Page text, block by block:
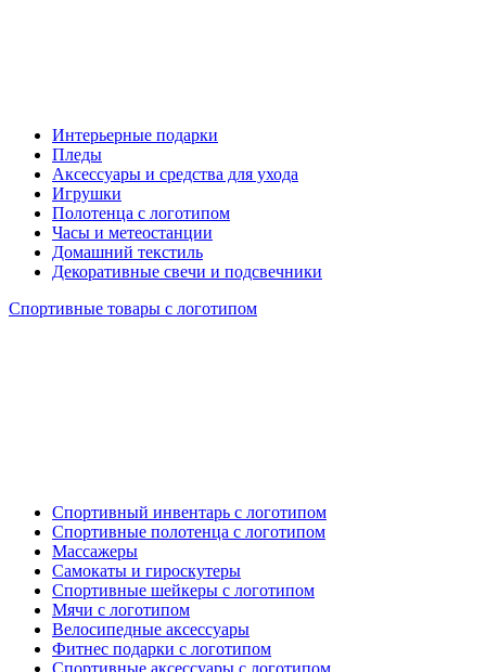
Интерьерные подарки
Пледы
Аксессуары и средства для ухода
Игрушки
Полотенца с логотипом
Часы и метеостанции
Домашний текстиль
Декоративные свечи и подсвечники
Спортивные товары с логотипом
Спортивный инвентарь с логотипом
Спортивные полотенца с логотипом
Массажеры
Самокаты и гироскутеры
Спортивные шейкеры с логотипом
Мячи с логотипом
Велосипедные аксессуары
Фитнес подарки с логотипом
Спортивные аксессуары с логотипом